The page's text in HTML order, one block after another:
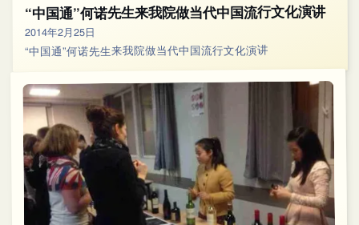
“中国通”何诺先生来我院做当代中国流行文化演讲
2014年2月25日
“中国通”何诺先生来我院做当代中国流行文化演讲